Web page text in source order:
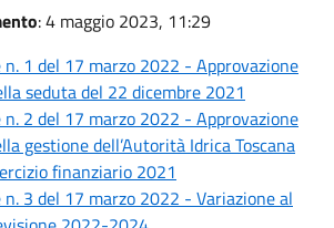
: 4 maggio 2023, 11:29
n. 1 del 17 marzo 2022 - Approvazione
seduta del 22 dicembre 2021
n. 2 del 17 marzo 2022 - Approvazione
gestione dell’Autorità Idrica Toscana
finanziario 2021
n. 3 del 17 marzo 2022 - Variazione al